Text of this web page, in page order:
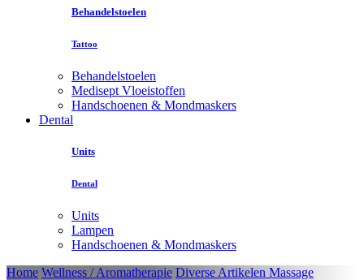
Behandelstoelen
Tattoo
Behandelstoelen
Medisept Vloeistoffen
Handschoenen & Mondmaskers
Dental
Units
Dental
Units
Lampen
Handschoenen & Mondmaskers
Home Wellness / Aromatherapie Diverse Artikelen Massage